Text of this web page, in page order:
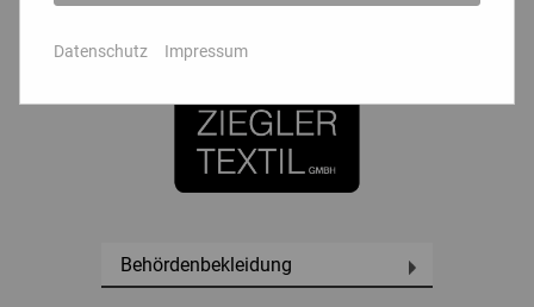
Fabrikverkauf
Behördenbekleidung
Datenschutz Impressum